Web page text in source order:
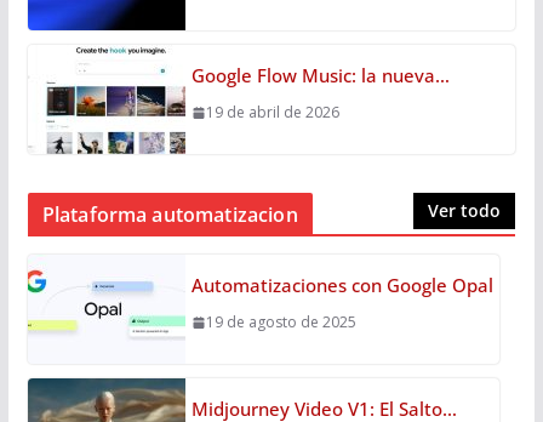
Google Flow Music: la nueva…
19 de abril de 2026
Plataforma automatizacion Ver todo
Automatizaciones con Google Opal
19 de agosto de 2025
Midjourney Video V1: El Salto…